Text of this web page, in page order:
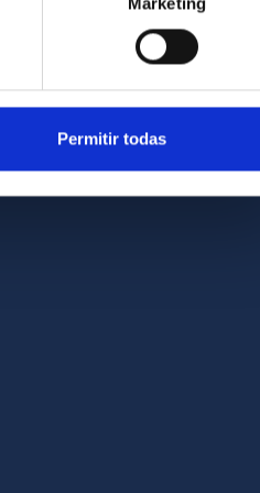
Permitir todas
RSS
Sede
Canal